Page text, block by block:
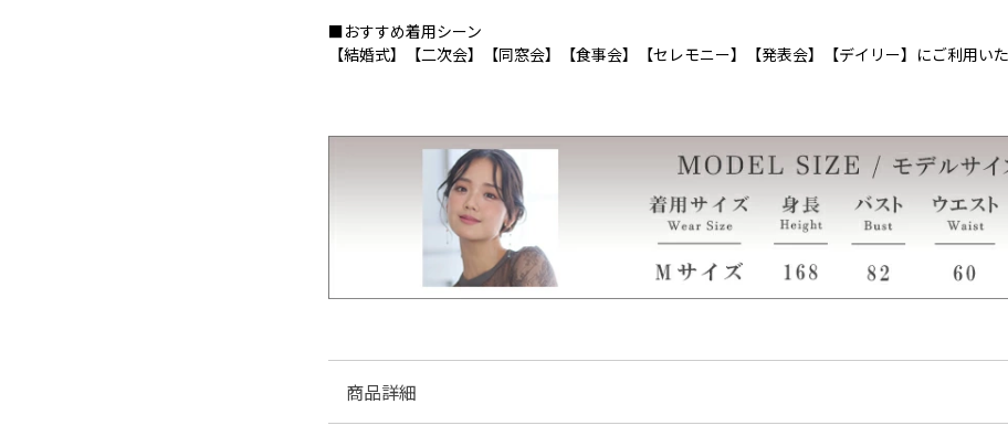
■おすすめ着用シーン
【結婚式】【二次会】【同窓会】【食事会】【セレモニー】【発表会】【デイリー】にご利用いた
商品詳細